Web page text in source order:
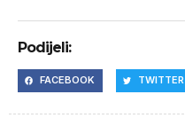
Podijeli:
FACEBOOK TWITTER